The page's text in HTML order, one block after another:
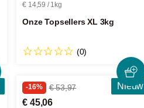
€ 14,59 / 1kg
Onze Topsellers XL 3kg
(0)
Nieuw
-16% € 53,97
€ 45,06